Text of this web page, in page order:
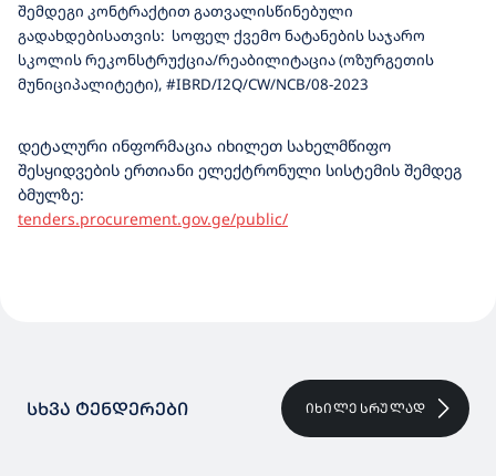
შემდეგი კონტრაქტით გათვალისწინებული
გადახდებისათვის: სოფელ ქვემო ნატანების საჯარო
სკოლის რეკონსტრუქცია/რეაბილიტაცია (ოზურგეთის
მუნიციპალიტეტი), #IBRD/I2Q/CW/NCB/08-2023
დეტალური ინფორმაცია იხილეთ სახელმწიფო
შესყიდვების ერთიანი ელექტრონული სისტემის შემდეგ
ბმულზე:
tenders.procurement.gov.ge/public/
ᲡᲮᲕᲐ ᲢᲔᲜᲓᲔᲠᲔᲑᲘ ᲘᲮᲘᲚᲔ ᲡᲠᲣᲚᲐᲓ